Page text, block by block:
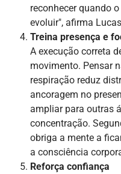
reconhecer quando
evoluir", afirma
Treina presença e
A execução correta
movimento. Pensar
respiração reduz
ancoragem no
ampliar para outras
concentração.
obriga a mente a
a consciência
Reforça confiança